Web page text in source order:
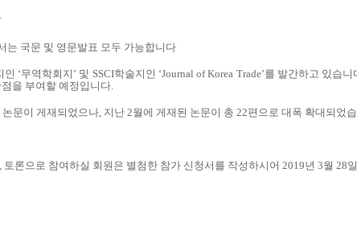
는 국문 및 영문발표 모두 가능합니다
‘무역학회지’ 및 SSCI학술지인 ‘Journal of Korea Trade’를 발간하고 있습
을 부여할 예정입니다.
문이 게재되었으나, 지난 2월에 게재된 논문이 총 22편으로 대폭 확대되었
론으로 참여하실 회원은 별첨한 참가 신청서를 작성하시어 2019년 3월 28